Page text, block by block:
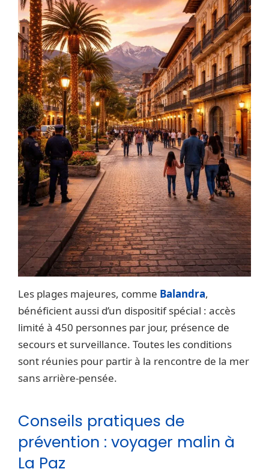
Les plages majeures, comme Balandra,
bénéficient aussi d’un dispositif spécial : accès
limité à 450 personnes par jour, présence de
secours et surveillance. Toutes les conditions
sont réunies pour partir à la rencontre de la mer
sans arrière-pensée.
Conseils pratiques de
prévention : voyager malin à
La Paz